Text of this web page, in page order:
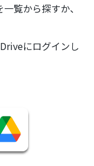
覧から探すか、
にログインし